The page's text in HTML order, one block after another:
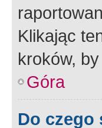
Klikając
kroków,
Góra
Do czego